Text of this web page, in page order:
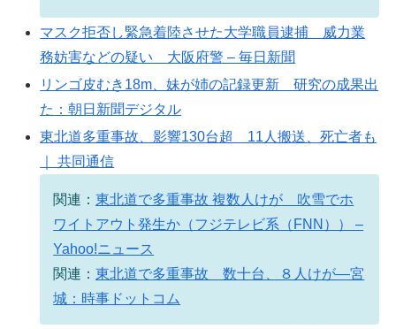
マスク拒否し緊急着陸させた大学職員逮捕 威力業
務妨害などの疑い 大阪府警 – 毎日新聞
リンゴ皮むき18m、妹が姉の記録更新 研究の成果出
た：朝日新聞デジタル
東北道多重事故、影響130台超 11人搬送、死亡者も
｜ 共同通信
関連：東北道で多重事故 複数人けが 吹雪でホ
ワイトアウト発生か（フジテレビ系（FNN）） –
Yahoo!ニュース
関連：東北道で多重事故 数十台、８人けが―宮
城：時事ドットコム